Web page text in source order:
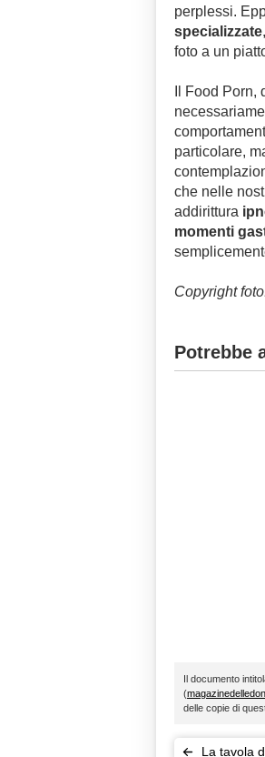
perplessi.
specializzate
foto a un
Il Food
particolare,
che nelle
addirittura
momenti
Copyright
Potrebbe
Il documento
(
delle copie di
La tavola